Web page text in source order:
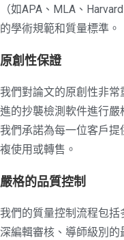
（如APA、MLA、
的學術規範和質量標準。
原創性保證
我們對論文的原創性非
進的抄襲檢測軟件進行嚴
我們承諾為每一位客戶
複使用或轉售。
嚴格的品質控制
我們的質量控制流程包
深編輯審核、導師級別